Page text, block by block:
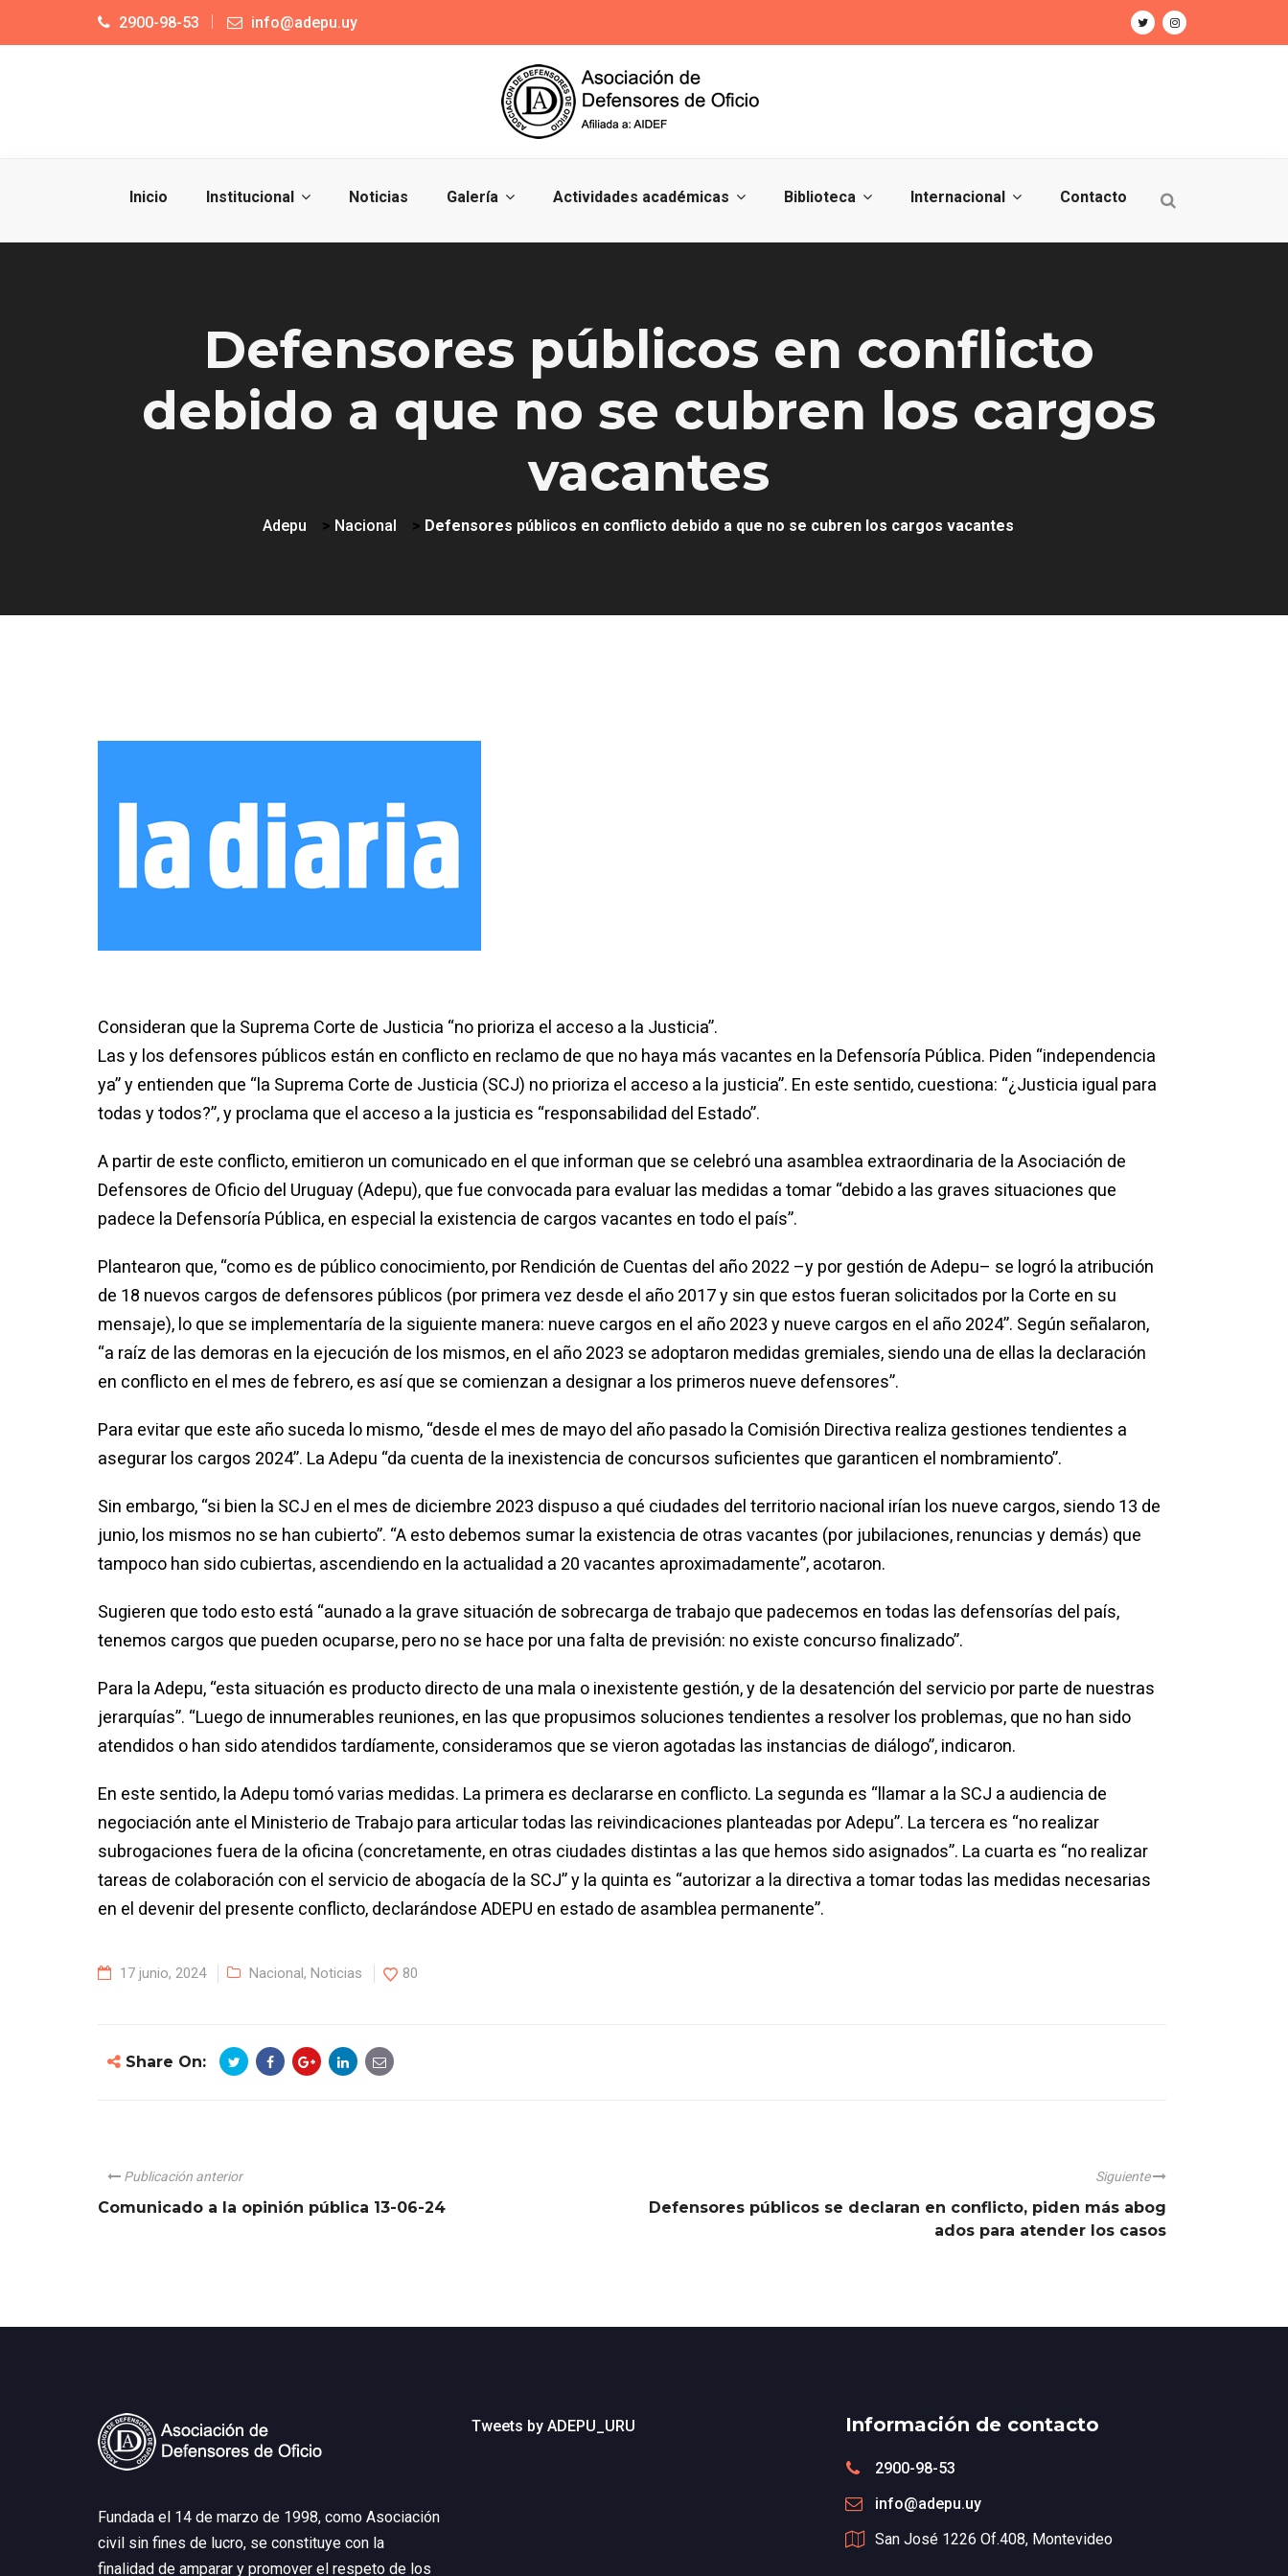
2900-98-53 info@adepu.uy
Inicio Institucional Noticias Galería Actividades académicas Biblioteca Internacional Contacto
Defensores públicos en conflicto
debido a que no se cubren los cargos
vacantes
Adepu > Nacional > Defensores públicos en conflicto debido a que no se cubren los cargos vacantes
Consideran que la Suprema Corte de Justicia “no prioriza el acceso a la Justicia”.
Las y los defensores públicos están en conflicto en reclamo de que no haya más vacantes en la Defensoría Pública. Piden “independencia
ya” y entienden que “la Suprema Corte de Justicia (SCJ) no prioriza el acceso a la justicia”. En este sentido, cuestiona: “¿Justicia igual para
todas y todos?”, y proclama que el acceso a la justicia es “responsabilidad del Estado”.
A partir de este conflicto, emitieron un comunicado en el que informan que se celebró una asamblea extraordinaria de la Asociación de
Defensores de Oficio del Uruguay (Adepu), que fue convocada para evaluar las medidas a tomar “debido a las graves situaciones que
padece la Defensoría Pública, en especial la existencia de cargos vacantes en todo el país”.
Plantearon que, “como es de público conocimiento, por Rendición de Cuentas del año 2022 –y por gestión de Adepu– se logró la atribución
de 18 nuevos cargos de defensores públicos (por primera vez desde el año 2017 y sin que estos fueran solicitados por la Corte en su
mensaje), lo que se implementaría de la siguiente manera: nueve cargos en el año 2023 y nueve cargos en el año 2024”. Según señalaron,
“a raíz de las demoras en la ejecución de los mismos, en el año 2023 se adoptaron medidas gremiales, siendo una de ellas la declaración
en conflicto en el mes de febrero, es así que se comienzan a designar a los primeros nueve defensores”.
Para evitar que este año suceda lo mismo, “desde el mes de mayo del año pasado la Comisión Directiva realiza gestiones tendientes a
asegurar los cargos 2024”. La Adepu “da cuenta de la inexistencia de concursos suficientes que garanticen el nombramiento”.
Sin embargo, “si bien la SCJ en el mes de diciembre 2023 dispuso a qué ciudades del territorio nacional irían los nueve cargos, siendo 13 de
junio, los mismos no se han cubierto”. “A esto debemos sumar la existencia de otras vacantes (por jubilaciones, renuncias y demás) que
tampoco han sido cubiertas, ascendiendo en la actualidad a 20 vacantes aproximadamente”, acotaron.
Sugieren que todo esto está “aunado a la grave situación de sobrecarga de trabajo que padecemos en todas las defensorías del país,
tenemos cargos que pueden ocuparse, pero no se hace por una falta de previsión: no existe concurso finalizado”.
Para la Adepu, “esta situación es producto directo de una mala o inexistente gestión, y de la desatención del servicio por parte de nuestras
jerarquías”. “Luego de innumerables reuniones, en las que propusimos soluciones tendientes a resolver los problemas, que no han sido
atendidos o han sido atendidos tardíamente, consideramos que se vieron agotadas las instancias de diálogo”, indicaron.
En este sentido, la Adepu tomó varias medidas. La primera es declararse en conflicto. La segunda es “llamar a la SCJ a audiencia de
negociación ante el Ministerio de Trabajo para articular todas las reivindicaciones planteadas por Adepu”. La tercera es “no realizar
subrogaciones fuera de la oficina (concretamente, en otras ciudades distintas a las que hemos sido asignados”. La cuarta es “no realizar
tareas de colaboración con el servicio de abogacía de la SCJ” y la quinta es “autorizar a la directiva a tomar todas las medidas necesarias
en el devenir del presente conflicto, declarándose ADEPU en estado de asamblea permanente”.
17 junio, 2024 Nacional, Noticias 80
Share On:
Publicación anterior
Comunicado a la opinión pública 13-06-24
Siguiente
Defensores públicos se declaran en conflicto, piden más abog
ados para atender los casos
Fundada el 14 de marzo de 1998, como Asociación
civil sin fines de lucro, se constituye con la
finalidad de amparar y promover el respeto de los
Tweets by ADEPU_URU Información de contacto
2900-98-53
info@adepu.uy
San José 1226 Of.408, Montevideo